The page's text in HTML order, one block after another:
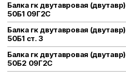
Балка гк двутавровая (двутавр)
50Б1 09Г2С
Балка гк двутавровая (двутавр)
50Б1 ст. 3
Балка гк двутавровая (двутавр)
50Б2 09Г2С